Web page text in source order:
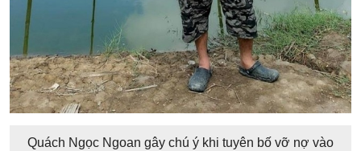
Quách Ngọc Ngoan gây chú ý khi tuyên bố vỡ nợ vào